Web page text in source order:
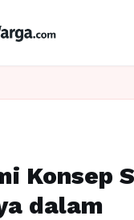
Konsep
dalam